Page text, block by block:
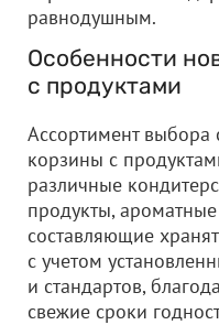
равнодушным.
Особенности
с продуктами
Ассортимент выбора
корзины с
различные
продукты,
составляющие
с учетом
и стандартов,
свежие сроки